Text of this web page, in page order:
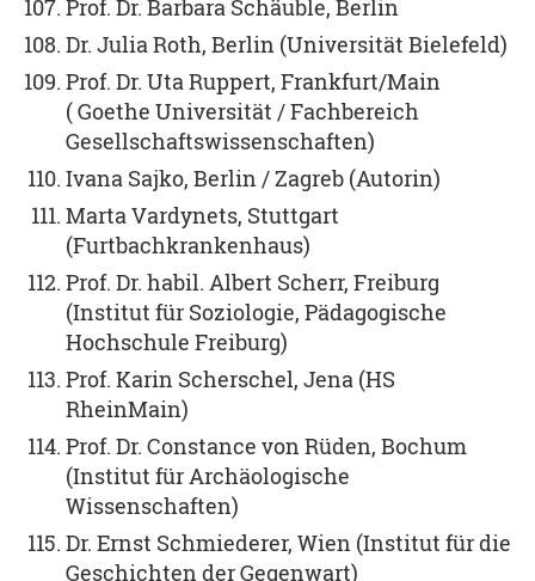
Prof. Dr. Barbara Schäuble, Berlin
Dr. Julia Roth, Berlin (Universität Bielefeld)
Prof. Dr. Uta Ruppert, Frankfurt/Main
( Goethe Universität / Fachbereich
Gesellschaftswissenschaften)
Ivana Sajko, Berlin / Zagreb (Autorin)
Marta Vardynets, Stuttgart
(Furtbachkrankenhaus)
Prof. Dr. habil. Albert Scherr, Freiburg
(Institut für Soziologie, Pädagogische
Hochschule Freiburg)
Prof. Karin Scherschel, Jena (HS
RheinMain)
Prof. Dr. Constance von Rüden, Bochum
(Institut für Archäologische
Wissenschaften)
Dr. Ernst Schmiederer, Wien (Institut für die
Geschichten der Gegenwart)